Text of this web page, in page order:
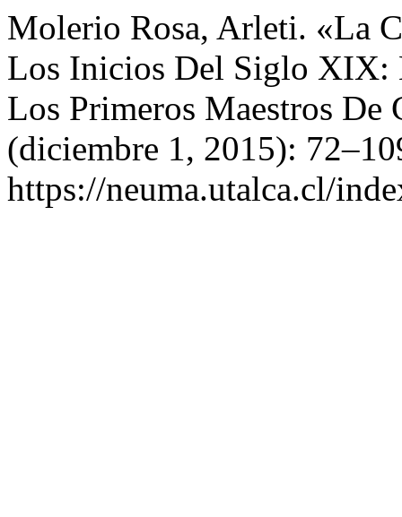
Molerio Rosa, Arleti. «La
Los Inicios Del Siglo XIX:
Los Primeros Maestros
(diciembre 1, 2015):
https://neuma.utalca.cl/